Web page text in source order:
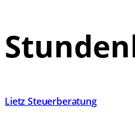
Lietz Steuerberatung